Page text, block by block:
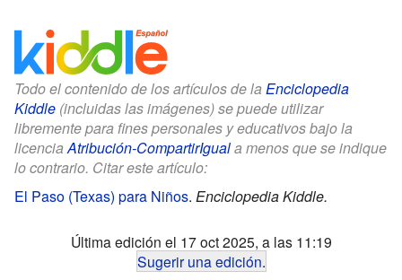
Todo el contenido de los artículos de la Enciclopedia
Kiddle (incluidas las imágenes) se puede utilizar
libremente para fines personales y educativos bajo la
licenciaAtribución-CompartirIguala menos que se indique
lo contrario. Citar este artículo:
El Paso (Texas) para Niños. Enciclopedia Kiddle.
Última edición el 17 oct 2025, a las 11:19
Sugerir una edición.